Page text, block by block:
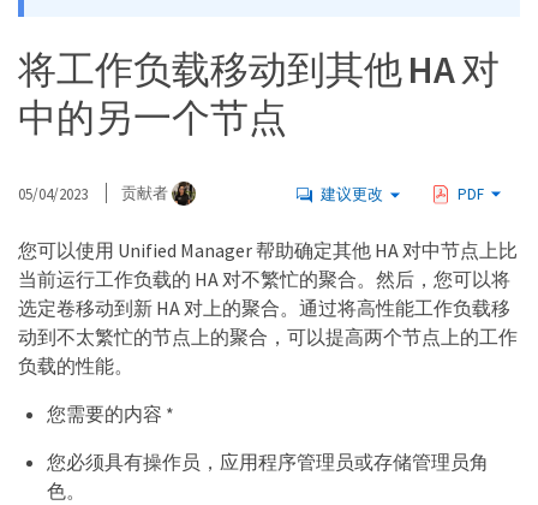
将工作负载移动到其他 HA 对
中的另一个节点
05/04/2023 贡献者 建议更改 PDF
您可以使用 Unified Manager 帮助确定其他 HA 对中节点上比
当前运行工作负载的 HA 对不繁忙的聚合。然后，您可以将
选定卷移动到新 HA 对上的聚合。通过将高性能工作负载移
动到不太繁忙的节点上的聚合，可以提高两个节点上的工作
负载的性能。
您需要的内容 *
您必须具有操作员，应用程序管理员或存储管理员角
色。